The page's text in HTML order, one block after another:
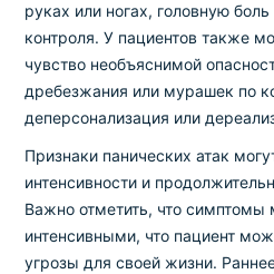
руках или ногах, головную
контроля. У пациентов также
чувство необъяснимой
дребезжания или мурашек по
деперсонализация или
Признаки панических атак
интенсивности и
Важно отметить, что симптомы
интенсивными, что пациент
угрозы для своей жизни.